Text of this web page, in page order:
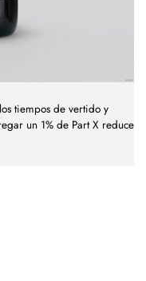
tiempos de vertido y
un 1% de Part X reduce